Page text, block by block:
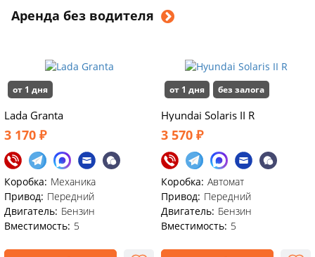
Аренда без водителя
от 1 дня
Lada Granta
3 170 ₽
Коробка: Механика
Привод: Передний
Двигатель: Бензин
Вместимость: 5
от 1 дня без залога
Hyundai Solaris II R
3 570 ₽
Коробка: Автомат
Привод: Передний
Двигатель: Бензин
Вместимость: 5